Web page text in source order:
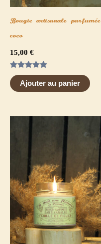
Bougie artisanale parfumée
coco
15,00 €
Note
5.00
sur 5
Ajouter au panier